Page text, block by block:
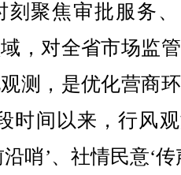
聚焦审批服务、
，对全省市场监
测，是优化营商
时间以来，行风
哨’、社情民意‘传